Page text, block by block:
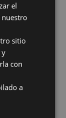
BASQUE
SPANISH
el
sitio
y
con
a